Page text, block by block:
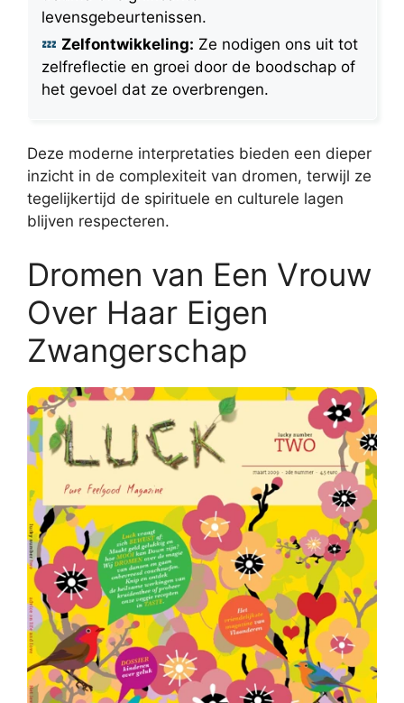
levensgebeurtenissen.
Zelfontwikkeling: Ze nodigen ons uit tot
zelfreflectie en groei door de boodschap of
het gevoel dat ze overbrengen.
Deze moderne interpretaties bieden een dieper
inzicht in de complexiteit van dromen, terwijl ze
tegelijkertijd de spirituele en culturele lagen
blijven respecteren.
Dromen van Een Vrouw
Over Haar Eigen
Zwangerschap